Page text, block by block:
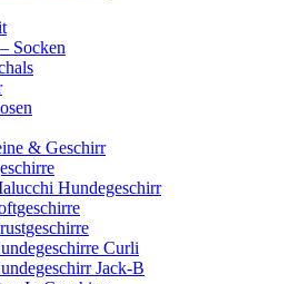
Socken
& Geschirr
Hundegeschirr
Curli
Jack-B